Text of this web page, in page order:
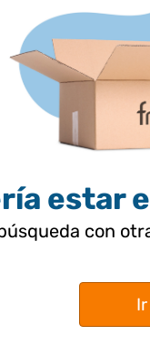
estar
con